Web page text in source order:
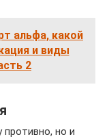
альфа, какой
и виды
2
противно, но и